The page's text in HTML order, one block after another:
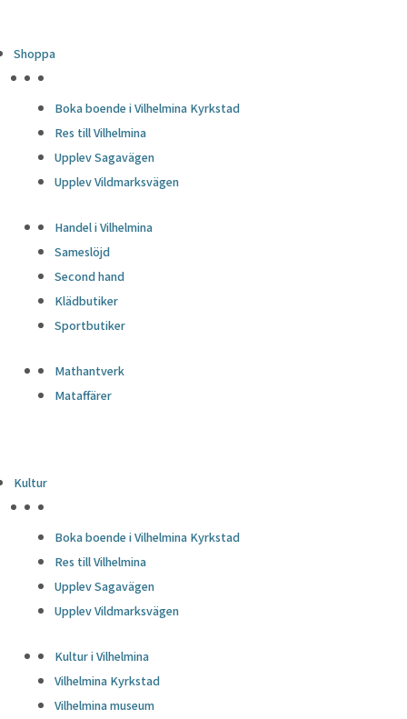
Shoppa
Boka boende i Vilhelmina Kyrkstad
Res till Vilhelmina
Upplev Sagavägen
Upplev Vildmarksvägen
Handel i Vilhelmina
Sameslöjd
Second hand
Klädbutiker
Sportbutiker
Mathantverk
Mataffärer
Kultur
Boka boende i Vilhelmina Kyrkstad
Res till Vilhelmina
Upplev Sagavägen
Upplev Vildmarksvägen
Kultur i Vilhelmina
Vilhelmina Kyrkstad
Vilhelmina museum